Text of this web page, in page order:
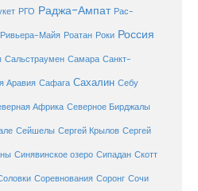
РГО Раджа-Ампат Рас-
Ривьера-Майя Роатан Роки Россия
Сальстраумен Самара Санкт-
Аравия Сафага Сахалин Себу
Африка Северное Бирджалы
Сейшелы Сергей Крылов Сергей
Синявинское озеро Сипадан Скотт
Соревнования Соронг Сочи